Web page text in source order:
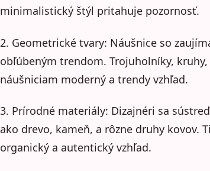
minimalistický štýl pritahuje pozornosť.
2. Geometrické tvary: Náušnice so
obľúbeným trendom. Trojuholníky,
náušniciam moderný a trendy vzhľad.
3. Prírodné materiály: Dizajnéri sa
ako drevo, kameň, a rôzne druhy kovov.
organický a autentický vzhľad.